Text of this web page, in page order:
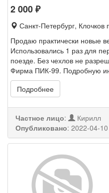
2 000₽
Санкт-Петербург, Клочков
Продаю практически новые
Использовались 1 раз для
поезде. Без чехлов не
Фирма ПИК-99. Подробную
Подробнее
Частное лицо:
Кирилл
Опубликовано: 2022-04-